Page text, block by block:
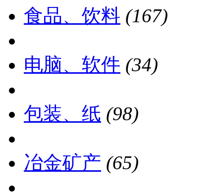
食品、饮料 (167)
电脑、软件 (34)
包装、纸 (98)
冶金矿产 (65)